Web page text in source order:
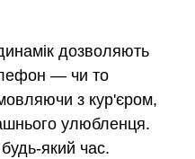
дозволяють
— чи то
з кур'єром,
улюбленця.
який час.